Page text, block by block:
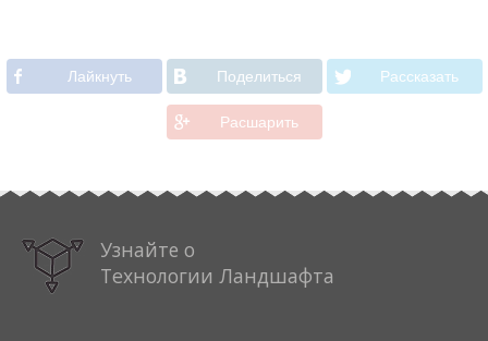
Лайкнуть Поделиться Рассказать
Расшарить
Узнайте о
Технологии Ландшафта